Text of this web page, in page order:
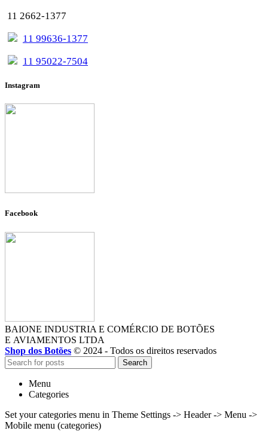
11 2662-1377
11 99636-1377
11 95022-7504
Instagram
Facebook
BAIONE INDUSTRIA E COMÉRCIO DE BOTÕES
E AVIAMENTOS LTDA
Shop dos Botões © 2024 - Todos os direitos reservados
Search
Menu
Categories
Set your categories menu in Theme Settings -> Header -> Menu ->
Mobile menu (categories)